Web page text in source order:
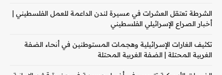
الشرطة تعتقل العشرات في مسيرة لندن الداعمة للعمل الفلسطيني |
أخبار الصراع الإسرائيلي الفلسطيني
تكثيف الغارات الإسرائيلية وهجمات المستوطنين في أنحاء الضفة
الغربية المحتلة | الضفة الغربية المحتلة